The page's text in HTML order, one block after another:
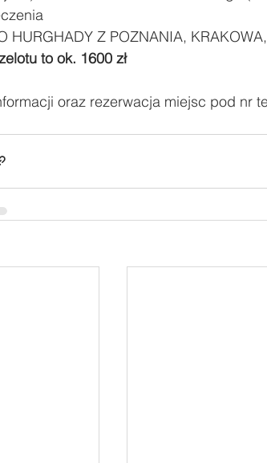
HURGHADY Z POZNANIA,
to ok. 1600 zł
oraz rezerwacja miejsc pod nr